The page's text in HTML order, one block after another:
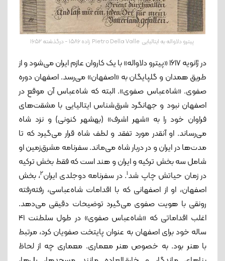
پیترو دلاواله به ایتالیایی Pietro Della Valle زاده ۱۵۸۶ - درگذشته ۱۶۵۲
در ژانویه 1617 «پیترو دلاواله» با یک کاروان عازم ایران می‌شود و از
طریق همدان و گلپایگان به «اصفهان» می‌رسد. اصفهان دوره
صفوی. «شاه‌عباس صفوی». البته که شاه‌عباس آن موقع در
اصفهان نبود و جهانگرد شرق‌شناس ایتالیایی با مشقت‌های
فراوان خود را به «شهر اشرف» (بهشهر کنونی) و نزد شاه
می‌رساند. او آنقدر مورد تفقد و لطف شاه قرار می‌گیرد که تا
مدت‌ها در ایران و در دربار شاه می‌ماند. سفرنامه مشرق‌زمین او
شامل سه بخش ترکیه و ایران و هند است که فقط بخش ترکیه
در زمان حیاتش چاپ شد1. در سفرنامه دوجلدی ایران2، بخش
اصفهان، او از اصفهانی که با اقدامات شاه‌عباسی، رفته‌رفته
رونقی با هویت صفوی می‌گیرد توضیحات دقیقی می‌دهد.
اغلب اقداماتی که «شاه‌عباس صفوی» در طول سلطنت 41
ساله خود برای اصفهان به عنوان پایتخت صفویان کرد، مرتبط
با هنر بود. به خصوص هنر معماری. معماری چه از لحاظ